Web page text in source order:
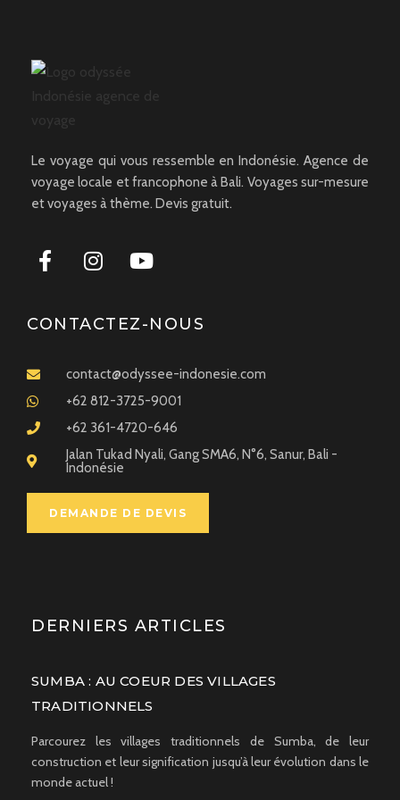
Le voyage qui vous ressemble en Indonésie. Agence de
voyage locale et francophone à Bali. Voyages sur-mesure
et voyages à thème. Devis gratuit.
DERNIERS ARTICLES
SUMBA : AU COEUR DES VILLAGES
TRADITIONNELS
Parcourez les villages traditionnels de Sumba, de leur
construction et leur signification jusqu’à leur évolution dans le
monde actuel !
CONTACTEZ-NOUS
contact@odyssee-indonesie.com
+62 812-3725-9001
+62 361-4720-646
Jalan Tukad Nyali, Gang SMA6, N°6, Sanur, Bali -
Indonésie
DEMANDE DE DEVIS